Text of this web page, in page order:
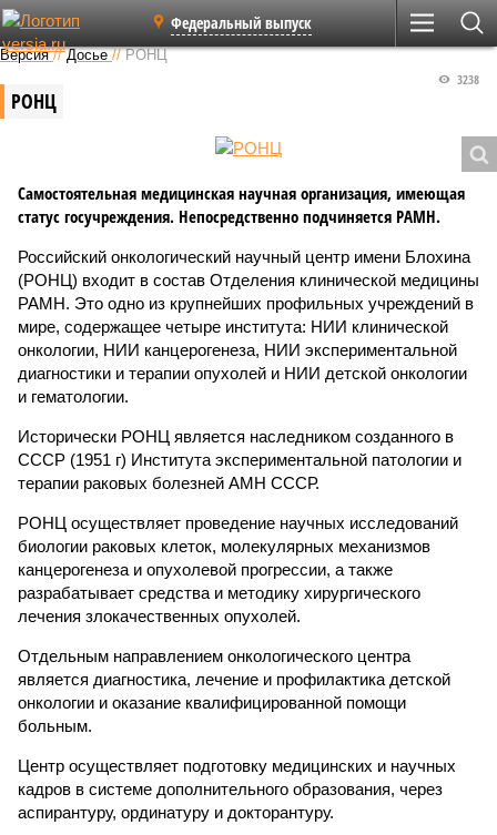
Федеральный выпуск
Версия //Досье //РОНЦ
РОНЦ
3238
Самостоятельная медицинская научная организация, имеющая
статус госучреждения. Непосредственно подчиняется РАМН.
Российский онкологический научный центр имени Блохина
(РОНЦ) входит в состав Отделения клинической медицины
РАМН. Это одно из крупнейших профильных учреждений в
мире, содержащее четыре института: НИИ клинической
онкологии, НИИ канцерогенеза, НИИ экспериментальной
диагностики и терапии опухолей и НИИ детской онкологии
и гематологии.
Исторически РОНЦ является наследником созданного в
СССР (1951 г) Института экспериментальной патологии и
терапии раковых болезней АМН СССР.
РОНЦ осуществляет проведение научных исследований
биологии раковых клеток, молекулярных механизмов
канцерогенеза и опухолевой прогрессии, а также
разрабатывает средства и методику хирургического
лечения злокачественных опухолей.
Отдельным направлением онкологического центра
является диагностика, лечение и профилактика детской
онкологии и оказание квалифицированной помощи
больным.
Центр осуществляет подготовку медицинских и научных
кадров в системе дополнительного образования, через
аспирантуру, ординатуру и докторантуру.